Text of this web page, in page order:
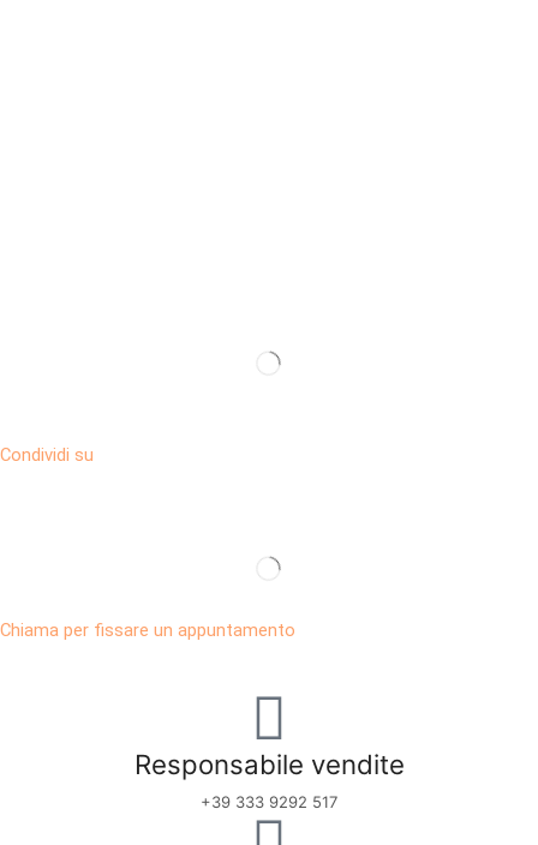
Condividi su
Chiama per fissare un appuntamento
Responsabile vendite
+39 333 9292 517